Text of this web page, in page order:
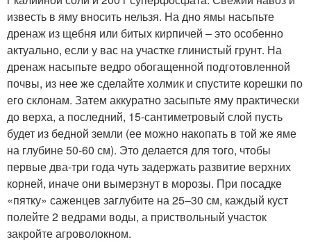
известь в яму вносить нельзя. На дно ямы насьпьте
дренаж из щебня или битых кирпичей – это особенно
актуально, если у вас на участке глинистый грунт. На
дренаж насыпьте ведро обогащенной подготовленной
почвы, из нее же сделайте холмик и спустите корешки по
его склонам. Затем аккуратно засыпьте яму практически
до верха, а последний, 15-сантиметровый слой пусть
будет из бедной земли (ее можно накопать в той же яме
на глубине 50-60 см). Это делается для того, чтобы
первые два-три года чуть задержать развитие верхних
корней, иначе они вымерзнут в морозы. При посадке
«пятку» саженцев заглубите на 25–30 см, каждый куст
полейте 2 ведрами воды, а приствольный участок
закройте агроволокном.